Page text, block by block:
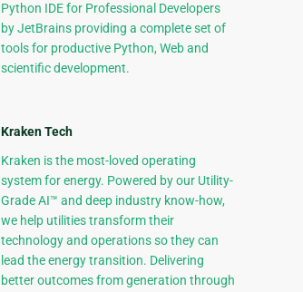
Python IDE for Professional Developers
by JetBrains providing a complete set of
tools for productive Python, Web and
scientific development.
Kraken Tech
Kraken is the most-loved operating
system for energy. Powered by our Utility-
Grade AI™ and deep industry know-how,
we help utilities transform their
technology and operations so they can
lead the energy transition. Delivering
better outcomes from generation through